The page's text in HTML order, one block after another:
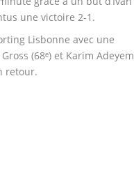
une victoire 2-1.
Lisbonne avec une
(68ᵉ) et Karim
retour.